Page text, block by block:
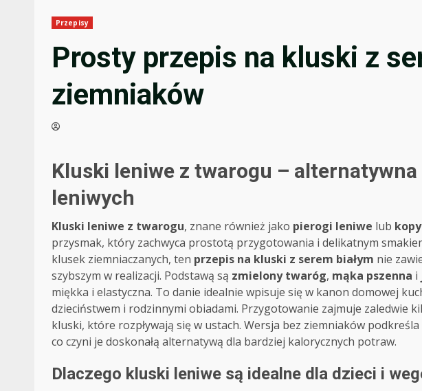
Przepisy
Prosty przepis na kluski z
ziemniaków
Kluski leniwe z twarogu –
leniwych
Kluski leniwe z twarogu, znane również jako pierogi leniwe lub
przysmak, który zachwyca prostotą przygotowania i delikatnym
klusek ziemniaczanych, ten przepis na kluski z serem białym nie
szybszym w realizacji. Podstawą są zmielony twaróg, mąka pszenna i
miękka i elastyczna. To danie idealnie wpisuje się w kanon domowej
dzieciństwem i rodzinnymi obiadami. Przygotowanie zajmuje zaledwie
kluski, które rozpływają się w ustach. Wersja bez ziemniaków
co czyni je doskonałą alternatywą dla bardziej kalorycznych potraw.
Dlaczego kluski leniwe są idealne dla dzieci i